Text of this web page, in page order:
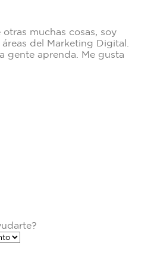
muchas cosas, soy
del Marketing Digital.
gente aprenda. Me gusta